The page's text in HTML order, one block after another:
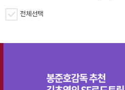
전체선택